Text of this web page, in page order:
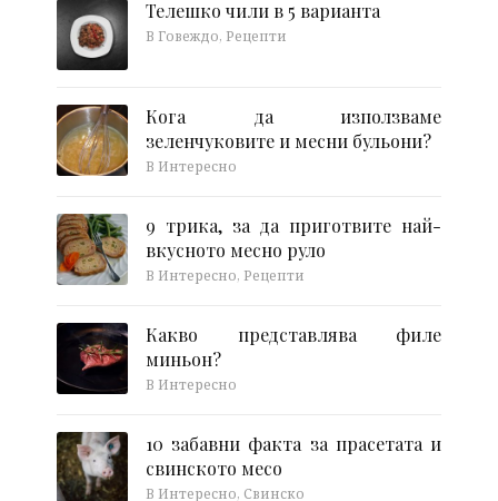
Телешко чили в 5 варианта
В Говеждо, Рецепти
Кога да използваме
зеленчуковите и месни бульони?
В Интересно
9 трика, за да приготвите най-
вкусното месно руло
В Интересно, Рецепти
Какво представлява филе
миньон?
В Интересно
10 забавни факта за прасетата и
свинското месо
В Интересно, Свинско